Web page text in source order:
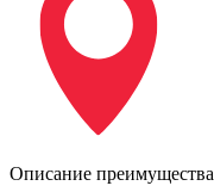
Описание преимущества